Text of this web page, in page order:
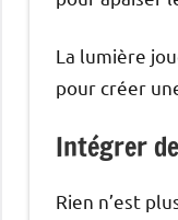
La lumière
pour créer
Intégrer
Rien n’est